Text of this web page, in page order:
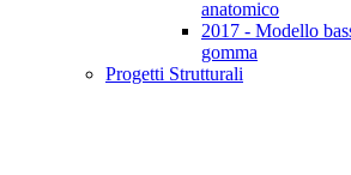
anatomico
2017 - Modello
gomma
Progetti Strutturali